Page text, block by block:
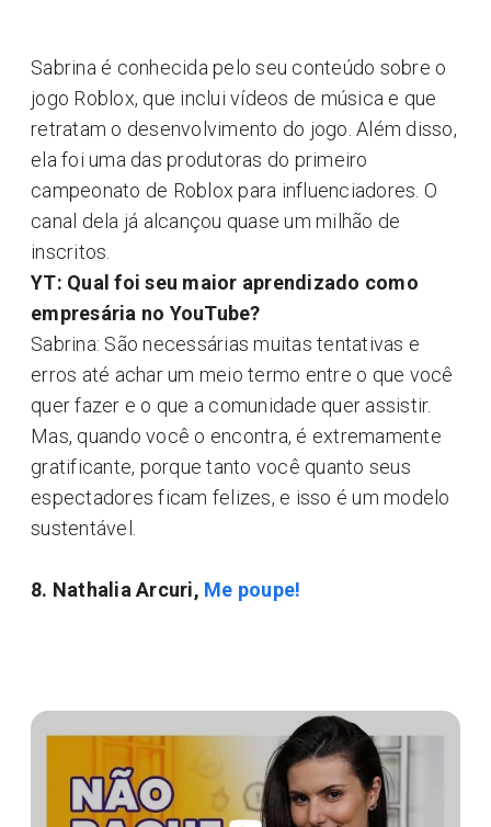
Sabrina é conhecida pelo seu conteúdo sobre o
jogo Roblox, que inclui vídeos de música e que
retratam o desenvolvimento do jogo. Além disso,
ela foi uma das produtoras do primeiro
campeonato de Roblox para influenciadores. O
canal dela já alcançou quase um milhão de
inscritos.
YT: Qual foi seu maior aprendizado como
empresária no YouTube?
Sabrina: São necessárias muitas tentativas e
erros até achar um meio termo entre o que você
quer fazer e o que a comunidade quer assistir.
Mas, quando você o encontra, é extremamente
gratificante, porque tanto você quanto seus
espectadores ficam felizes, e isso é um modelo
sustentável.
8. Nathalia Arcuri, Me poupe!